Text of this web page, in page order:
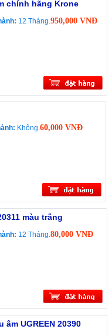
chính hãng Krone
12 Tháng.950,000 VNĐ
Không.60,000 VNĐ
màu trắng
12 Tháng.80,000 VNĐ
âm UGREEN 20390